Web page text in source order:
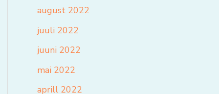
august 2022
juuli 2022
juuni 2022
mai 2022
aprill 2022